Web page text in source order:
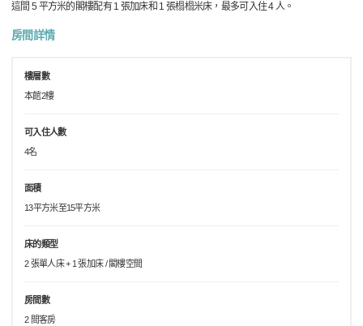
這間 5 平方米的閣樓配有 1 張加床和 1 張榻榻米床，最多可入住 4 人。
房間詳情
樓層數
本館2樓
可入住人數
4名
面積
13平方米至15平方米
床的類型
2 張單人床 + 1 張加床 / 閣樓空間
房間數
2 間客房